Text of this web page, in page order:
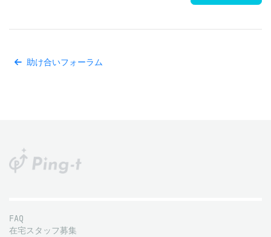
助け合いフォーラム
FAQ
在宅スタッフ募集